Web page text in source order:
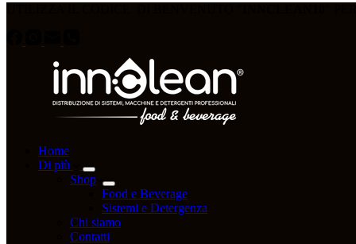
Home
Di più
Shop
Food e Beverage
Sistemi e Detergenza
Chi siamo
Contatti